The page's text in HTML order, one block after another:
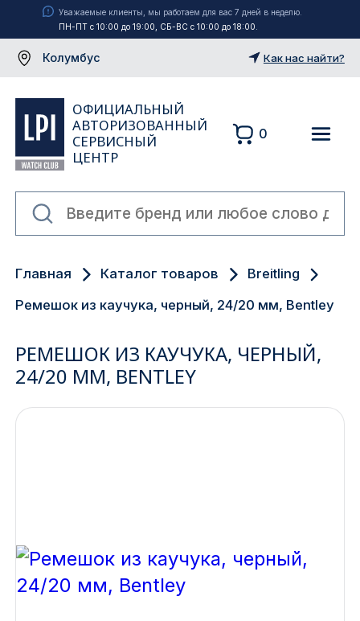
Уважаемые клиенты, мы работаем для вас 7 дней в неделю.
ПН-ПТ с 10:00 до 19:00, СБ-ВС с 10:00 до 18:00.
Колумбус
Екатеринбург
Новосибирск
Казань
Волгоград
Как нас найти?
ОФИЦИАЛЬНЫЙ
АВТОРИЗОВАННЫЙ
СЕРВИСНЫЙ
ЦЕНТР
0
Главная Каталог товаров
Breitling
Ремешок из каучука, черный, 24/20 мм, Bentley
РЕМЕШОК ИЗ КАУЧУКА, ЧЕРНЫЙ,
24/20 ММ, BENTLEY